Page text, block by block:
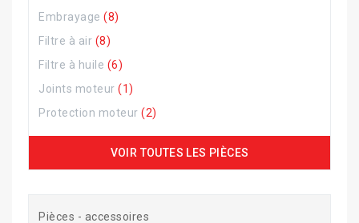
Embrayage (8)
Filtre à air (8)
Filtre à huile (6)
Joints moteur (1)
Protection moteur (2)
VOIR TOUTES LES PIÈCES
Pièces - accessoires